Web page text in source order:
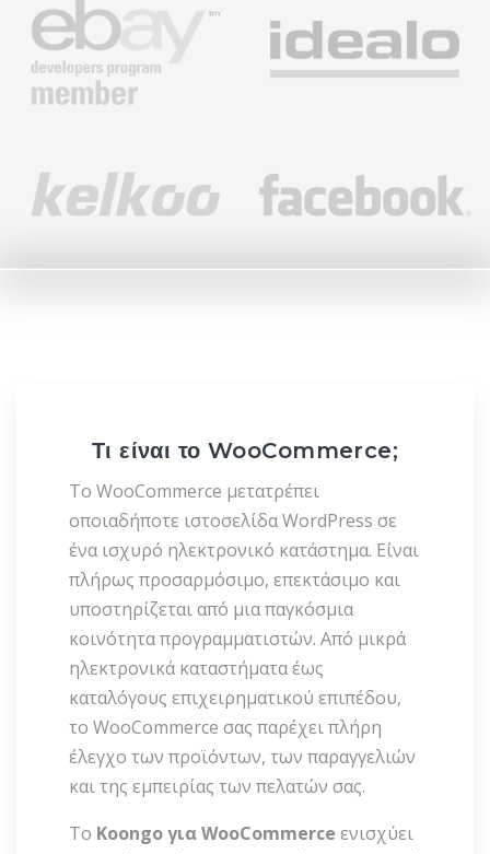
Τι είναι το WooCommerce;
Το WooCommerce μετατρέπει
οποιαδήποτε ιστοσελίδα WordPress σε
ένα ισχυρό ηλεκτρονικό κατάστημα. Είναι
πλήρως προσαρμόσιμο, επεκτάσιμο και
υποστηρίζεται από μια παγκόσμια
κοινότητα προγραμματιστών. Από μικρά
ηλεκτρονικά καταστήματα έως
καταλόγους επιχειρηματικού επιπέδου,
το WooCommerce σας παρέχει πλήρη
έλεγχο των προϊόντων, των παραγγελιών
και της εμπειρίας των πελατών σας.
Το Koongo για WooCommerce ενισχύει